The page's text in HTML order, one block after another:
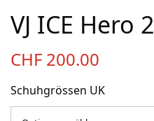
VJ ICE Hero 2
CHF 200.00
Schuhgrössen UK
Aktion
Aktuell
Bekleidung
Gutscheine / Geschenkideen